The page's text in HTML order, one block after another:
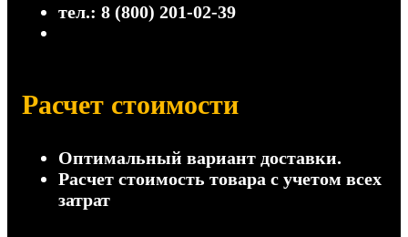
тел.: 8 (800) 201-02-39
Расчет стоимости
Оптимальный вариант доставки.
Расчет стоимость товара с учетом всех
затрат